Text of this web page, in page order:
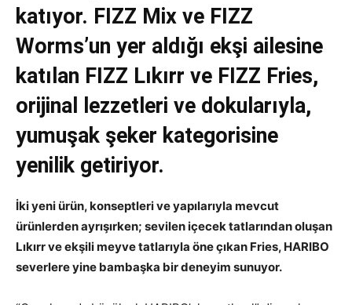
katıyor. FIZZ Mix ve FIZZ
Worms’un yer aldığı ekşi ailesine
katılan FIZZ Lıkırr ve FIZZ Fries,
orijinal lezzetleri ve dokularıyla,
yumuşak şeker kategorisine
yenilik getiriyor.
İki yeni ürün, konseptleri ve yapılarıyla mevcut
ürünlerden ayrışırken; sevilen içecek tatlarından oluşan
Lıkırr ve ekşili meyve tatlarıyla öne çıkan Fries, HARIBO
severlere yine bambaşka bir deneyim sunuyor.